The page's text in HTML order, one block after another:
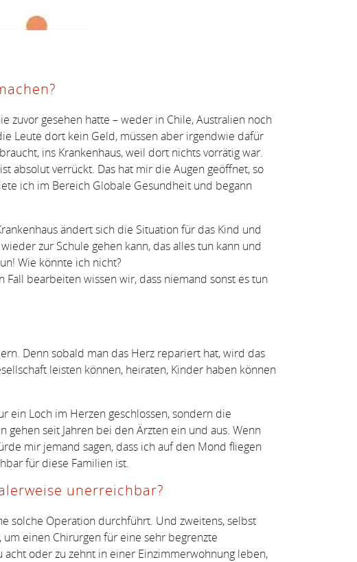
zuvor gesehen hatte – weder in Chile, Australien noch
Leute dort kein Geld, müssen aber irgendwie dafür
ins Krankenhaus, weil dort nichts vorrätig war.
absolut verrückt. Das hat mir die Augen geöffnet, so
ich im Bereich Globale Gesundheit und begann
ändert sich die Situation für das Kind und
zur Schule gehen kann, das alles tun kann und
Wie könnte ich nicht?
bearbeiten wissen wir, dass niemand sonst es tun
Denn sobald man das Herz repariert hat, wird das
leisten können, heiraten, Kinder haben können
ein Loch im Herzen geschlossen, sondern die
seit Jahren bei den Ärzten ein und aus. Wenn
mir jemand sagen, dass ich auf den Mond fliegen
für diese Familien ist.
unerreichbar?
solche Operation durchführt. Und zweitens, selbst
einen Chirurgen für eine sehr begrenzte
oder zu zehnt in einer Einzimmerwohnung leben,